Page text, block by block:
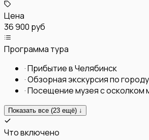
Цена
36 900 руб
Программа тура
·Прибытие в Челябинск
·Обзорная экскурсия по городу
·Посещение музея с осколком
Показать все (23 ещё) ↓
Что включено